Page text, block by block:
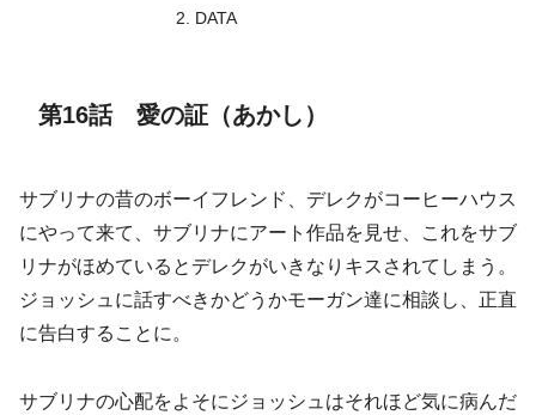
DATA
第16話 愛の証（あかし）
サブリナの昔のボーイフレンド、デレクがコーヒーハウス
にやって来て、サブリナにアート作品を見せ、これをサブ
リナがほめているとデレクがいきなりキスされてしまう。
ジョッシュに話すべきかどうかモーガン達に相談し、正直
に告白することに。
サブリナの心配をよそにジョッシュはそれほど気に病んだ